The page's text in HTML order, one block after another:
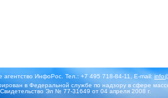
ИнфоРос. Тел.: +7 495 718-84-11, E-mail:
в Федеральной службе по надзору в сфере
Эл № 77-31649 от 04 апреля 2008 г.